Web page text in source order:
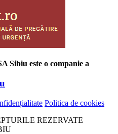
Sibiu este o companie a
Politica de cookies
REZERVATE